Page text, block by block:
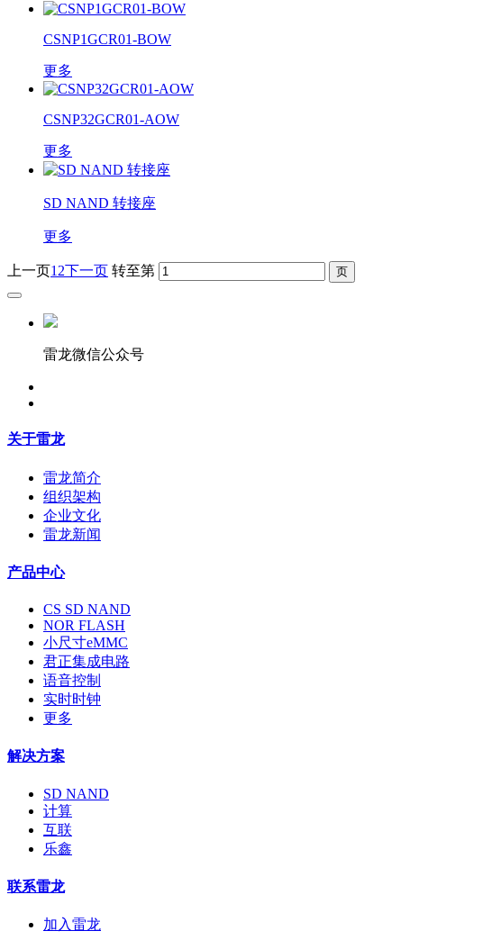
CSNP1GCR01-BOW
更多
CSNP32GCR01-AOW
更多
SD NAND 转接座
更多
上一页1 2下一页 转至第
雷龙微信公众号
关于雷龙
雷龙简介
组织架构
企业文化
雷龙新闻
产品中心
CS SD NAND
NOR FLASH
小尺寸eMMC
君正集成电路
语音控制
实时时钟
更多
解决方案
SD NAND
计算
互联
乐鑫
联系雷龙
加入雷龙